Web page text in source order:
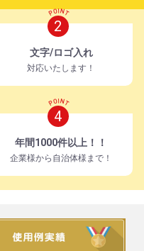
2
文字/ロゴ入れ
対応いたします！
4
年間1000件以上！！
企業様から自治体様まで！